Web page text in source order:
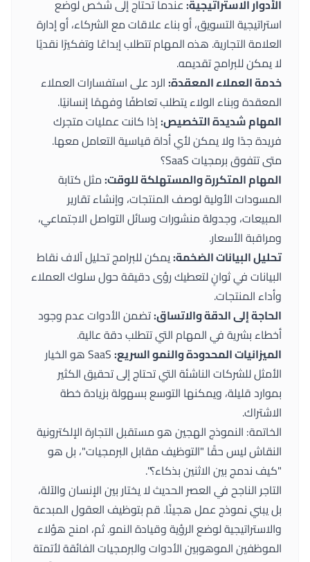
الأدوار الاستراتيجية:عندما تحتاج إلى شخص لوضع
استراتيجية التسويق، أو بناء علاقات مع الشركاء، أو إدارة
العلامة التجارية. هذه المهام تتطلب إبداعًا وتفكيرًا نقديًا
لا يمكن للبرامج تقديمه.
خدمة العملاء المعقدة:الرد على استفسارات العملاء
المعقدة وبناء الولاء يتطلب تعاطفًا وفهمًا إنسانيًا.
المهام شديدة التخصيص:إذا كانت عمليات متجرك
فريدة جدًا ولا يمكن لأي أداة قياسية التعامل معها.
متى تتفوق برمجيات SaaS؟
المهام المتكررة والمستهلكة للوقت:مثل كتابة
المسودات الأولية لوصف المنتجات، وإنشاء تقارير
المبيعات، وجدولة منشورات وسائل التواصل الاجتماعي،
ومراقبة الأسعار.
تحليل البيانات الضخمة:يمكن للبرامج تحليل آلاف نقاط
البيانات في ثوانٍ لتعطيك رؤى دقيقة حول سلوك العملاء
وأداء المنتجات.
الحاجة إلى الدقة والاتساق:تضمن الأدوات عدم وجود
أخطاء بشرية في المهام التي تتطلب دقة عالية.
الميزانيات المحدودة والنمو السريع:
SaaS هو الخيار
الأمثل للشركات الناشئة التي تحتاج إلى تحقيق الكثير
بموارد قليلة، ويمكنها التوسع بسهولة بزيادة خطة
الاشتراك.
الخاتمة: النموذج الهجين هو مستقبل التجارة الإلكترونية
النقاش ليس حقًا "التوظيف مقابل البرمجيات"، بل هو
"كيف ندمج بين الاثنين بذكاء؟".
التاجر الناجح في العصر الحديث لا يختار بين الإنسان والآلة،
بل يبني نموذج عمل هجينًا. قم بتوظيف العقول المبدعة
والاستراتيجية لوضع الرؤية وقيادة النمو. ثم، امنح هؤلاء
الموظفين الموهوبين الأدوات والبرمجيات الفائقة لأتمتة